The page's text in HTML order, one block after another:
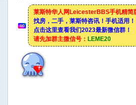
莱斯特华人网LeicesterBBS手机精简
找房，二手，莱斯特咨讯！手机适用！
点击这里查看我们2023最新微信群！
请先加群主微信号： LEME20